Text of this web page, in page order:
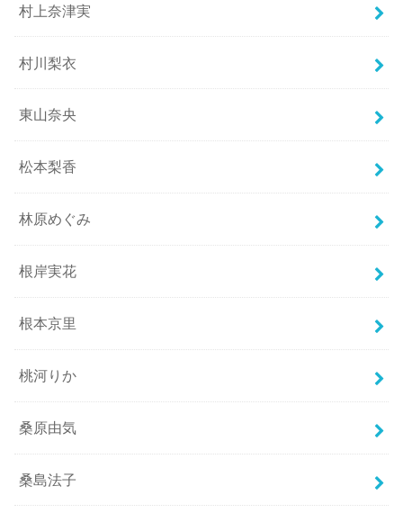
村上奈津実
村川梨衣
東山奈央
松本梨香
林原めぐみ
根岸実花
根本京里
桃河りか
桑原由気
桑島法子